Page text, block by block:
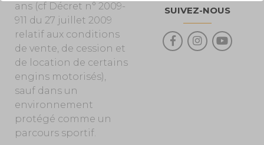
ans (cf Décret n° 2009-
911 du 27 juillet 2009
relatif aux conditions
de vente, de cession et
de location de certains
engins motorisés),
sauf dans un
environnement
protégé comme un
parcours sportif.
SUIVEZ-NOUS